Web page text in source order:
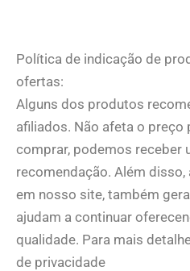
Política de indicação de
ofertas:
Alguns dos produtos
afiliados. Não afeta o preço
comprar, podemos receber
recomendação. Além
em nosso site, também
ajudam a continuar
qualidade. Para mais
de privacidade